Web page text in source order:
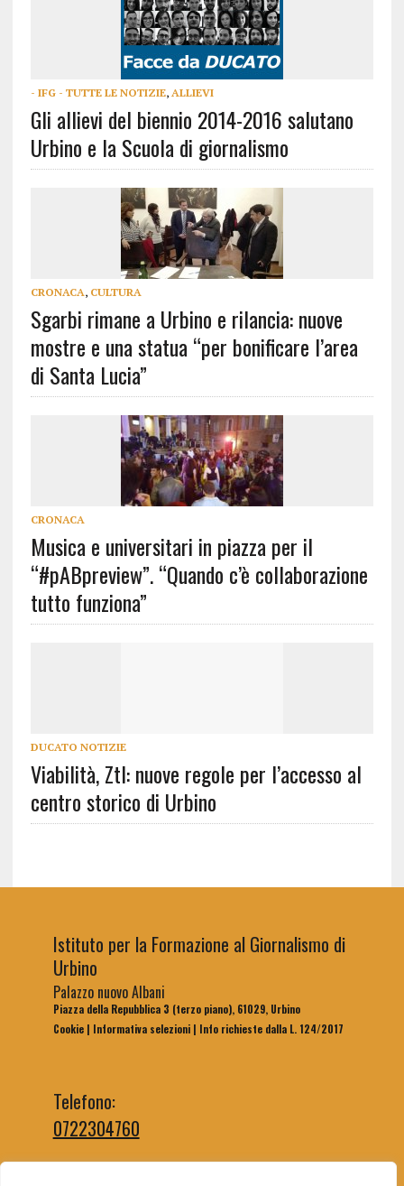
- IFG - TUTTE LE NOTIZIE, ALLIEVI
Gli allievi del biennio 2014-2016 salutano
Urbino e la Scuola di giornalismo
CRONACA, CULTURA
Sgarbi rimane a Urbino e rilancia: nuove
mostre e una statua “per bonificare l’area
di Santa Lucia”
CRONACA
Musica e universitari in piazza per il
“#pABpreview”. “Quando c’è collaborazione
tutto funziona”
DUCATO NOTIZIE
Viabilità, Ztl: nuove regole per l’accesso al
centro storico di Urbino
Istituto per la Formazione al Giornalismo di
Urbino
Palazzo nuovo Albani
Piazza della Repubblica 3 (terzo piano), 61029, Urbino
Cookie| Informativa selezioni| Info richieste dalla L. 124/2017
Telefono:
0722304760